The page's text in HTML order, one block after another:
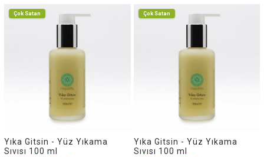
Yıka Gitsin - Yüz Yıkama
Sıvısı 100 ml
Çok Satan
Yıka Gitsin - Yüz Yıkama
Sıvısı 100 ml
Çok Satan